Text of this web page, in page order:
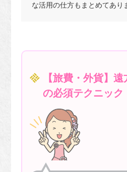
な活用の仕方もまとめてあり
【旅費・外貨】
の必須テクニック